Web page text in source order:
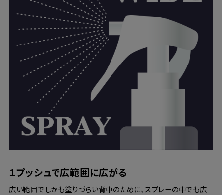
１プッシュで広範囲に広がる
広い範囲でしかも塗りづらい背中のために、スプレーの中でも広